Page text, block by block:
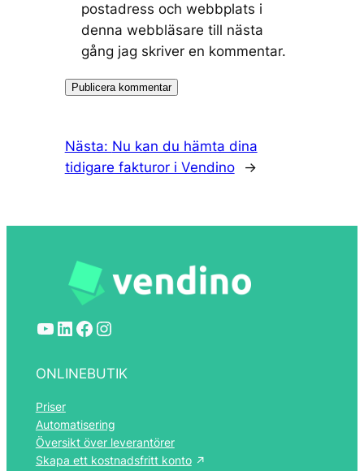
postadress och webbplats i
denna webbläsare till nästa
gång jag skriver en kommentar.
Nästa: Nu kan du hämta dina
tidigare fakturor i Vendino
→
YouTube LinkedIn Facebook Instagram
ONLINEBUTIK
Priser
Automatisering
Översikt över leverantörer
Skapa ett kostnadsfritt konto